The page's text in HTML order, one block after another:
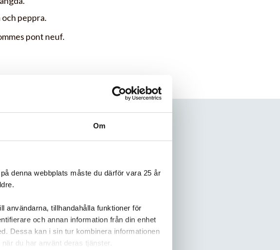
Om
denna webbplats måste du därför vara 25 år
användarna, tillhandahålla funktioner för
och annan information från din enhet
Dessa kan i sin tur kombinera informationen
du har använt deras tjänster.
peppra.
pont neuf.
också väldigt gott!